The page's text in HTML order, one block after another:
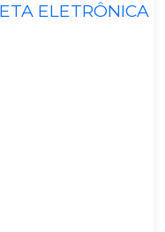
ELETRÔNICA